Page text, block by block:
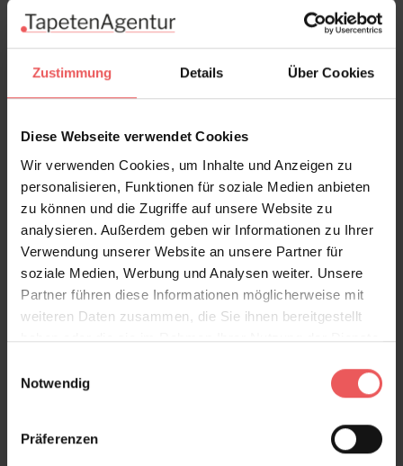
Zustimmung Details Über Cookies
Diese Webseite verwendet Cookies
Wir verwenden Cookies, um Inhalte und Anzeigen zu
personalisieren, Funktionen für soziale Medien anbieten
zu können und die Zugriffe auf unsere Website zu
analysieren. Außerdem geben wir Informationen zu Ihrer
Verwendung unserer Website an unsere Partner für
soziale Medien, Werbung und Analysen weiter. Unsere
Partner führen diese Informationen möglicherweise mit
weiteren Daten zusammen, die Sie ihnen bereitgestellt
haben oder die sie im Rahmen Ihrer Nutzung der Dienste
Notwendig
Präferenzen
Die Tapete Bumble Bee, col.07 (Creme, Gold), zeigt
ein klassisches Motiv aus kleinen Hummeln und
das ursprünglich auf Seidenstoffen in Josephine
Grundfarbe: White Tie 2002
Druckfarben: Bespoke Gold
Produktdetails
Versand & Zahlung
Bewertungen